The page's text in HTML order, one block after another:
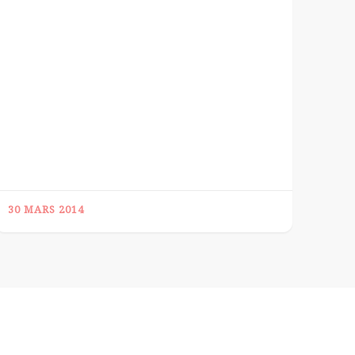
30 MARS 2014